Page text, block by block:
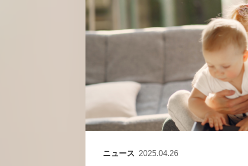
セミナー
セミナー
ニュース 2025.04.26